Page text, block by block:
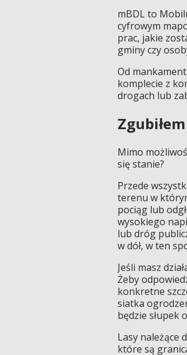
mBDL to
cyfrowym
prac, jakie
gminy czy
Od
komplecie z
drogach lub
Mimo
się stanie?
Przede
terenu w
pociąg lub
wysokiego
lub dróg
w dół, w ten
Jeśli masz
Żeby
konkretne
siatka
będzie słupek
Lasy należące
które są